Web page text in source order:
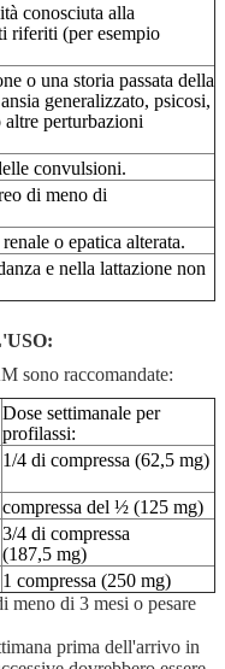
conosciuta alla
riferiti (per esempio
o una storia passata della
generalizzato, psicosi,
perturbazioni
convulsioni.
di meno di
o epatica alterata.
e nella lattazione non
sono raccomandate:
Dose settimanale per
profilassi:
1/4 di compressa (62,5 mg)
compressa del ½ (125 mg)
3/4 di compressa
(187,5 mg)
1 compressa (250 mg)
di 3 mesi o pesare
prima dell'arrivo in